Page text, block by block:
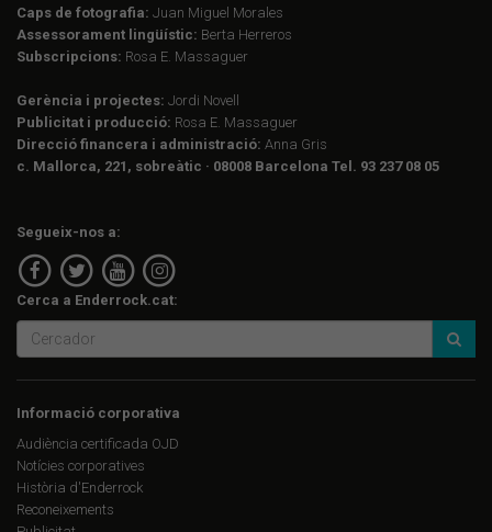
Caps de fotografia: Juan Miguel Morales
Assessorament lingüístic: Berta Herreros
Subscripcions: Rosa E. Massaguer
Gerència i projectes: Jordi Novell
Publicitat i producció: Rosa E. Massaguer
Direcció financera i administració: Anna Gris
c. Mallorca, 221, sobreàtic · 08008 Barcelona Tel. 93 237 08 05
Segueix-nos a:
Cerca a Enderrock.cat:
Informació corporativa
Audiència certificada OJD
Notícies corporatives
Història d'Enderrock
Reconeixements